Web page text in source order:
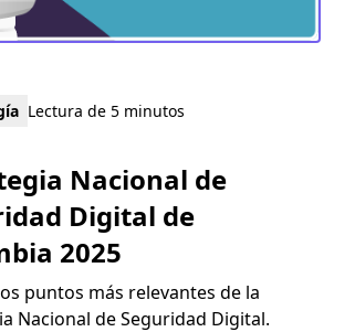
Lectura de 5 minutos
Nacional de
Digital de
2025
puntos más relevantes de la
Nacional de Seguridad Digital.